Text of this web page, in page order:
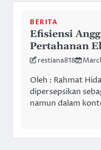
BERITA
Efisiensi
Pertahanan
restiana818
Oleh : Rahmat
dipersepsikan
namun dalam